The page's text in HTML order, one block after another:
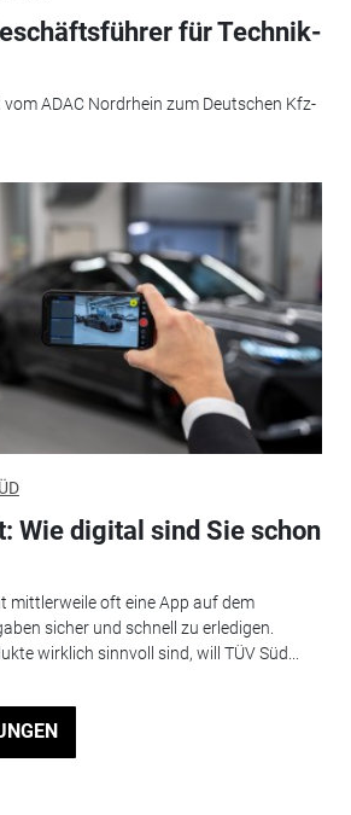
für Technik-
ADAC Nordrhein zum Deutschen Kfz-
Wie digital sind Sie schon
mittlerweile oft eine App auf dem
sicher und schnell zu erledigen.
wirklich sinnvoll sind, will TÜV Süd...